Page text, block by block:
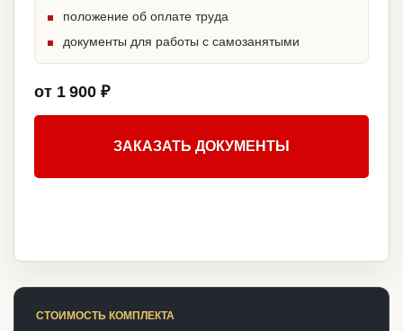
положение об оплате труда
документы для работы с самозанятыми
от 1 900 ₽
ЗАКАЗАТЬ ДОКУМЕНТЫ
СТОИМОСТЬ КОМПЛЕКТА